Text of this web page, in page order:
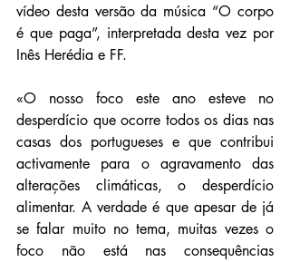
vídeo desta versão da música “O corpo
é que paga”, interpretada desta vez por
Inês Herédia e FF.
«O nosso foco este ano esteve no
desperdício que ocorre todos os dias nas
casas dos portugueses e que contribui
activamente para o agravamento das
alterações climáticas, o desperdício
alimentar. A verdade é que apesar de já
se falar muito no tema, muitas vezes o
foco não está nas consequências